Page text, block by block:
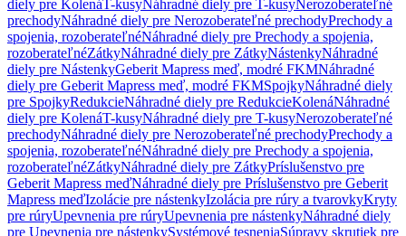
diely pre KolenáT-kusyNáhradné diely pre T-kusyNerozoberateľné
prechodyNáhradné diely pre Nerozoberateľné prechodyPrechody a
spojenia, rozoberateľnéNáhradné diely pre Prechody a spojenia,
rozoberateľnéZátkyNáhradné diely pre ZátkyNástenkyNáhradné
diely pre NástenkyGeberit Mapress meď, modré FKMNáhradné
diely pre Geberit Mapress meď, modré FKMSpojkyNáhradné diely
pre SpojkyRedukcieNáhradné diely pre RedukcieKolenáNáhradné
diely pre KolenáT-kusyNáhradné diely pre T-kusyNerozoberateľné
prechodyNáhradné diely pre Nerozoberateľné prechodyPrechody a
spojenia, rozoberateľnéNáhradné diely pre Prechody a spojenia,
rozoberateľnéZátkyNáhradné diely pre ZátkyPríslušenstvo pre
Geberit Mapress meďNáhradné diely pre Príslušenstvo pre Geberit
Mapress meďIzolácie pre nástenkyIzolácia pre rúry a tvarovkyKryty
pre rúryUpevnenia pre rúryUpevnenia pre nástenkyNáhradné diely
pre Upevnenia pre nástenkySystémové tesneniaSúpravy skrutiek pre